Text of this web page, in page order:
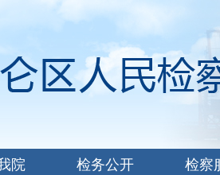
院 检务公开 检察